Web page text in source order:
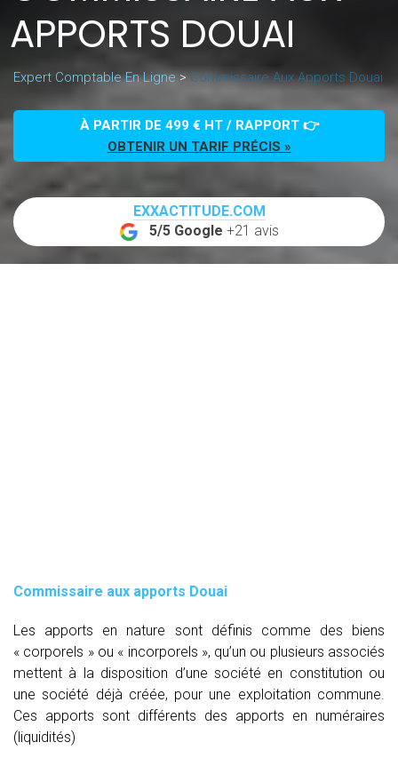
APPORTS DOUAI
Expert Comptable En Ligne>Commissaire Aux Apports Douai
À PARTIR DE 499 € HT / RAPPORT 👉
OBTENIR UN TARIF PRÉCIS »
EXXACTITUDE.COM
5/5 Google +21 avis
Commissaire aux apports Douai
Les apports en nature sont définis comme des biens
« corporels » ou « incorporels », qu’un ou plusieurs associés
mettent à la disposition d’une société en constitution ou
une société déjà créée, pour une exploitation commune.
Ces apports sont différents des apports en numéraires
(liquidités)